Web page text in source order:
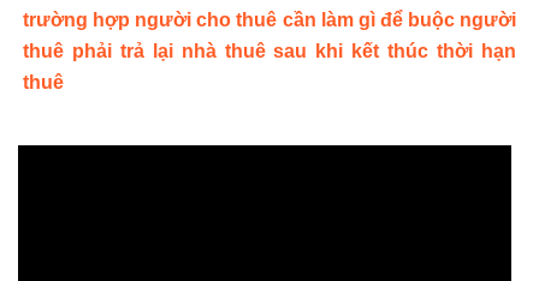
trường hợp người cho thuê cần làm gì để buộc người
thuê phải trả lại nhà thuê sau khi kết thúc thời hạn
thuê